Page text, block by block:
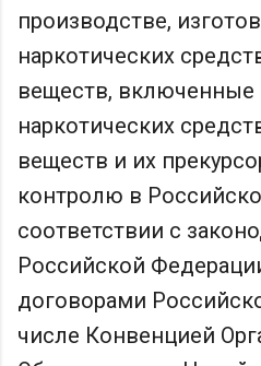
производстве,
наркотических
веществ, включенные
наркотических
веществ и их
контролю в
соответствии с
Российской
договорами
числе Конвенцией